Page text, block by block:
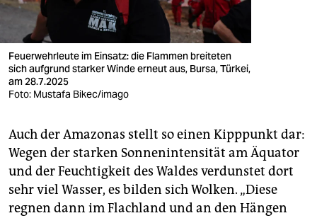
Feuerwehrleute im Einsatz: die Flammen breiteten
sich aufgrund starker Winde erneut aus, Bursa, Türkei,
am 28.7.2025
Foto: Mustafa Bikec/imago
Auch der Amazonas stellt so einen Kipppunkt dar:
Wegen der starken Sonnenintensität am Äquator
und der Feuchtigkeit des Waldes verdunstet dort
sehr viel Wasser, es bilden sich Wolken. „Diese
regnen dann im Flachland und an den Hängen